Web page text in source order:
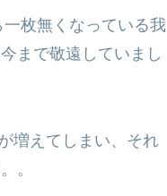
一枚無くなっている我
まで敬遠していまし
増えてしまい、それ
。